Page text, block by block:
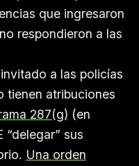
que ingresaron
respondieron a las
a las policías
tienen atribuciones
287(g) (en
“delegar” sus
Una orden